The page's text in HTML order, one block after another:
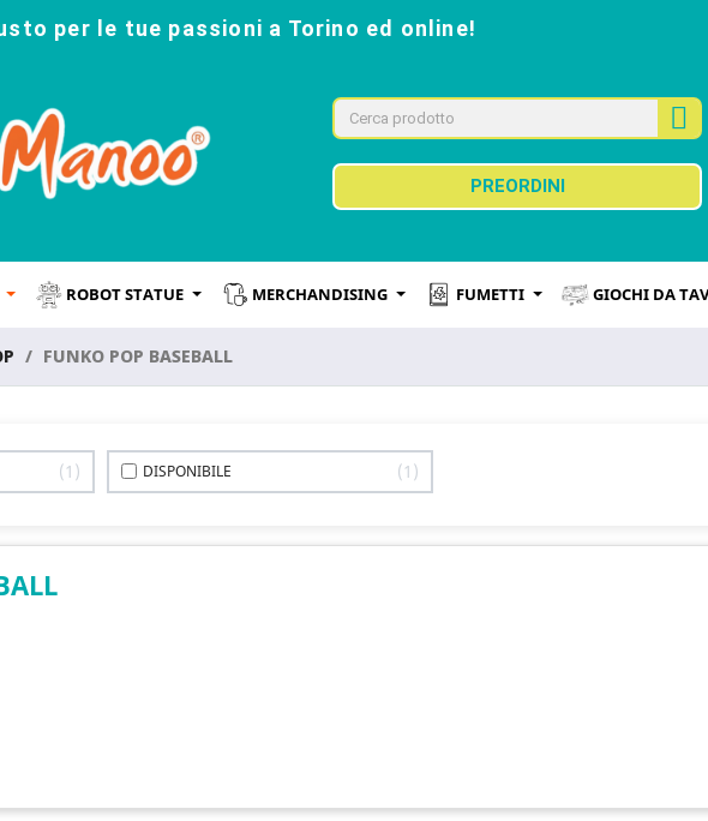
per le tue passioni a Torino ed online!
PREORDINI
ROBOT STATUE MERCHANDISING FUMETTI GIOCHI DA
FUNKO POP BASEBALL
1 DISPONIBILE 1